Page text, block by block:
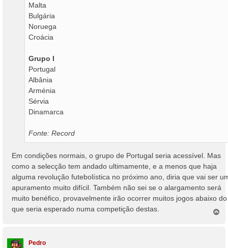
Malta
Bulgária
Noruega
Croácia
Grupo I
Portugal
Albânia
Arménia
Sérvia
Dinamarca
Fonte: Record
Em condições normais, o grupo de Portugal seria acessível. Mas
como a selecção tem andado ultimamente, e a menos que haja
alguma revolução futebolística no próximo ano, diria que vai ser
apuramento muito difícil. Também não sei se o alargamento será
muito benéfico, provavelmente irão ocorrer muitos jogos abaixo do
que seria esperado numa competição destas.
Pedro